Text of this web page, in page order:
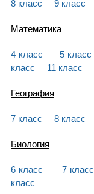
8 класс 9 класс
Математика
4 класс 5 класс
класс
11 класс
География
7 класс 8 класс
Биология
6 класс 7 класс
класс